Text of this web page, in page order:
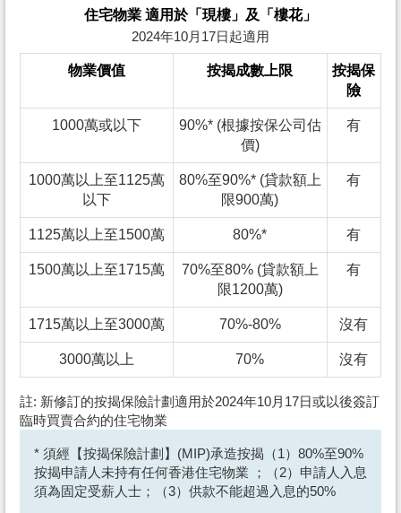
住宅物業 適用於「現樓」及「樓花」
2024年10月17日起適用
物業價值 按揭成數上限
按揭保
險
1000萬或以下
90%* (根據按保公司估
價)
有
1000萬以上至1125萬
以下
80%至90%* (貸款額上
限900萬)
有
1125萬以上至1500萬 80%* 有
1500萬以上至1715萬
70%至80% (貸款額上
限1200萬)
有
1715萬以上至3000萬 70%-80% 沒有
3000萬以上 70% 沒有
註: 新修訂的按揭保險計劃適用於2024年10月17日或以後簽訂
臨時買賣合約的住宅物業
* 須經【按揭保險計劃】(MIP)承造按揭（1）80%至90%
按揭申請人未持有任何香港住宅物業 ；（2）申請人入息
須為固定受薪人士；（3）供款不能超過入息的50%